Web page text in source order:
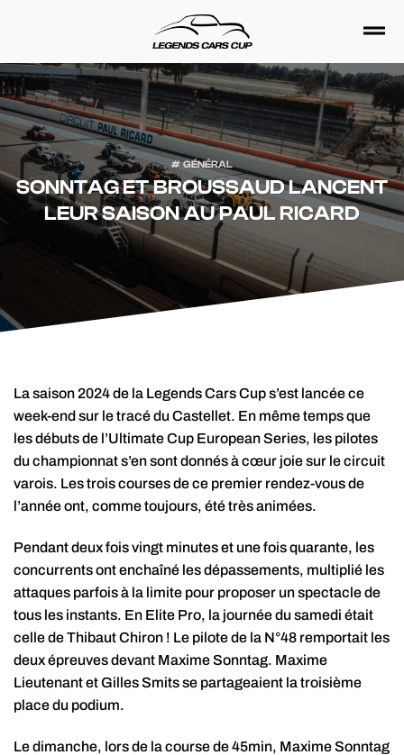
GÉNÉRAL
SONNTAG ET BROUSSAUD LANCENT
LEUR SAISON AU PAUL RICARD
La saison 2024 de la Legends Cars Cup s’est lancée ce
week-end sur le tracé du Castellet. En même temps que
les débuts de l’Ultimate Cup European Series, les pilotes
du championnat s’en sont donnés à cœur joie sur le circuit
varois. Les trois courses de ce premier rendez-vous de
l’année ont, comme toujours, été très animées.
Pendant deux fois vingt minutes et une fois quarante, les
concurrents ont enchaîné les dépassements, multiplié les
attaques parfois à la limite pour proposer un spectacle de
tous les instants. En Elite Pro, la journée du samedi était
celle de Thibaut Chiron ! Le pilote de la N°48 remportait les
deux épreuves devant Maxime Sonntag. Maxime
Lieutenant et Gilles Smits se partageaient la troisième
place du podium.
Le dimanche, lors de la course de 45min, Maxime Sonntag